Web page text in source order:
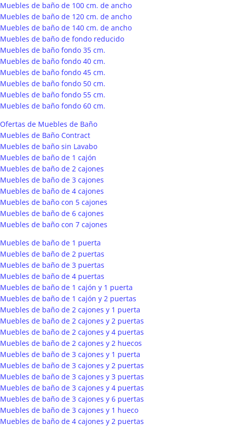
Muebles de baño de 100 cm. de ancho
Muebles de baño de 120 cm. de ancho
Muebles de baño de 140 cm. de ancho
Muebles de baño de fondo reducido
Muebles de baño fondo 35 cm.
Muebles de baño fondo 40 cm.
Muebles de baño fondo 45 cm.
Muebles de baño fondo 50 cm.
Muebles de baño fondo 55 cm.
Muebles de baño fondo 60 cm.
Ofertas de Muebles de Baño
Muebles de Baño Contract
Muebles de baño sin Lavabo
Muebles de baño de 1 cajón
Muebles de baño de 2 cajones
Muebles de baño de 3 cajones
Muebles de baño de 4 cajones
Muebles de baño con 5 cajones
Muebles de baño de 6 cajones
Muebles de baño con 7 cajones
Muebles de baño de 1 puerta
Muebles de baño de 2 puertas
Muebles de baño de 3 puertas
Muebles de baño de 4 puertas
Muebles de baño de 1 cajón y 1 puerta
Muebles de baño de 1 cajón y 2 puertas
Muebles de baño de 2 cajones y 1 puerta
Muebles de baño de 2 cajones y 2 puertas
Muebles de baño de 2 cajones y 4 puertas
Muebles de baño de 2 cajones y 2 huecos
Muebles de baño de 3 cajones y 1 puerta
Muebles de baño de 3 cajones y 2 puertas
Muebles de baño de 3 cajones y 3 puertas
Muebles de baño de 3 cajones y 4 puertas
Muebles de baño de 3 cajones y 6 puertas
Muebles de baño de 3 cajones y 1 hueco
Muebles de baño de 4 cajones y 2 puertas